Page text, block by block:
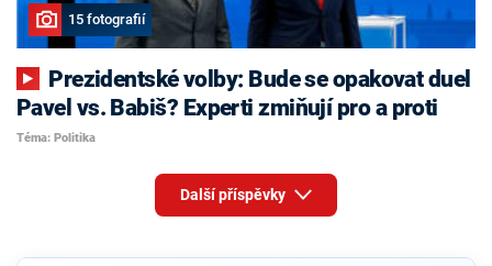
15 fotografií
Pavel vs. Babiš? Experti zmiňují pro a proti
Téma: Politika
Další příspěvky